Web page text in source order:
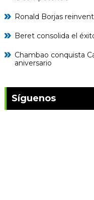
Ronald Borjas
Beret consolida el
Chambao conquista
aniversario
Síguenos